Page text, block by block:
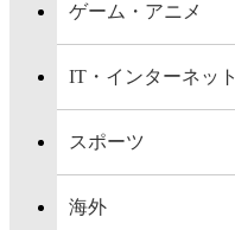
ゲーム・アニメ
IT・インターネット
スポーツ
海外